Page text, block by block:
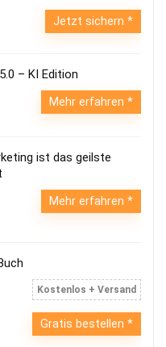
Jetzt sichern
– KI Edition
Mehr erfahren
ist das geilste
Mehr erfahren
Kostenlos + Versand
Gratis bestellen